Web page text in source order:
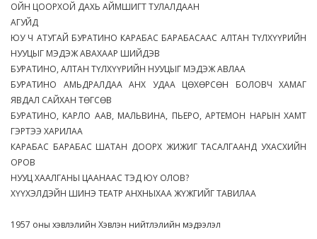
ОЙН ЦООРХОЙ ДАХЬ АЙМШИГТ ТУЛАЛДААН
АГУЙД
ЮУ Ч АТУГАЙ БУРАТИНО КАРАБАС БАРАБАСААС АЛТАН ТҮЛХҮҮРИЙН
НУУЦЫГ МЭДЭЖ АВАХААР ШИЙДЭВ
БУРАТИНО, АЛТАН ТҮЛХҮҮРИЙН НУУЦЫГ МЭДЭЖ АВЛАА
БУРАТИНО АМЬДРАЛДАА АНХ УДАА ЦӨХӨРСӨН БОЛОВЧ ХАМАГ
ЯВДАЛ САЙХАН ТӨГСӨВ
БУРАТИНО, КАРЛО ААВ, МАЛЬВИНА, ПЬЕРО, АРТЕМОН НАРЫН ХАМТ
ГЭРТЭЭ ХАРИЛАА
КАРАБАС БАРАБАС ШАТАН ДООРХ ЖИЖИГ ТАСАЛГААНД УХАСХИЙН
ОРОВ
НУУЦ ХААЛГАНЫ ЦААНААС ТЭД ЮҮ ОЛОВ?
ХҮҮХЭЛДЭЙН ШИНЭ ТЕАТР АНХНЫХАА ЖҮЖГИЙГ ТАВИЛАА
1957 оны хэвлэлийн Хэвлэн нийтлэлийн мэдээлэл